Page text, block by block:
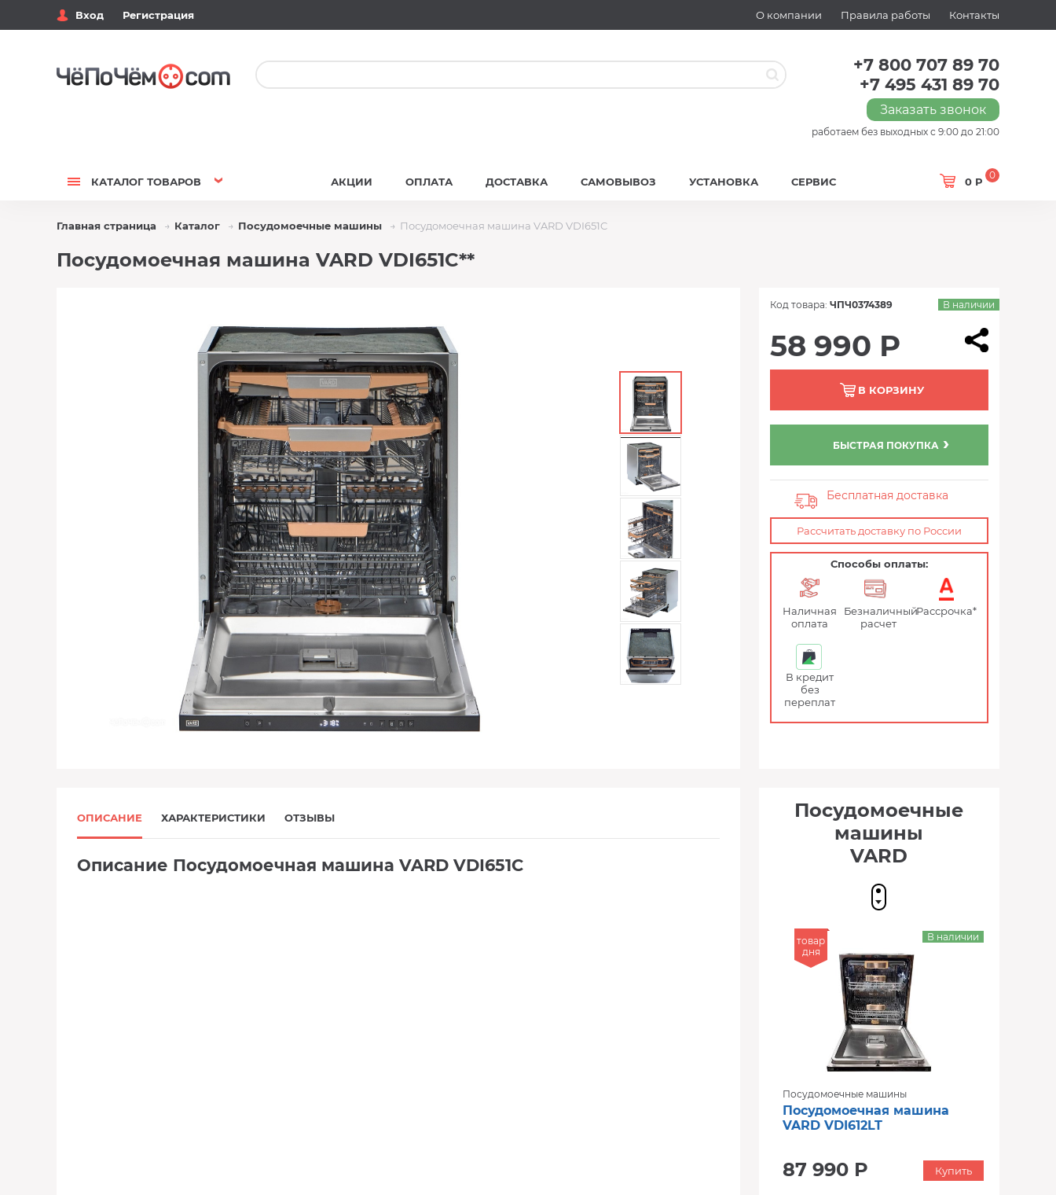
Вход Регистрация О компании Правила работы Контакты
+7 800 707 89 70
+7 495 431 89 70
Заказать звонок
работаем без выходных с 9:00 до 21:00
КАТАЛОГ ТОВАРОВ 0 Р
0
АКЦИИ ОПЛАТА ДОСТАВКА САМОВЫВОЗ УСТАНОВКА СЕРВИС
Главная страница Каталог Посудомоечные машины Посудомоечная машина VARD VDI651C
Посудомоечная машина VARD VDI651C**
Код товара: ЧПЧ0374389 В наличии
58 990 Р
В КОРЗИНУ
БЫСТРАЯ ПОКУПКА
Бесплатная доставка
Рассчитать доставку по России
Способы оплаты:
Наличная
оплата
Безналичный
расчет
Рассрочка*
В кредит
без
переплат
ОПИСАНИЕ ХАРАКТЕРИСТИКИ ОТЗЫВЫ
Описание Посудомоечная машина VARD VDI651C
Посудомоечные
машины
VARD
товар
дня
Посудомоечные машины
Посудомоечная машина
VARD VDI612LT
87 990 Р
В наличии
Купить